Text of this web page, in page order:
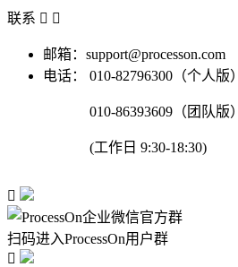
联系  
邮箱：support@processon.com
电话：
010-82796300（个人版）
010-86393609（团队版）
(工作日 9:30-18:30)

扫码进入ProcessOn用户群
